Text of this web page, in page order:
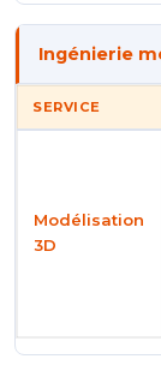
Ingénierie
SERVICE
Modélisation
3D